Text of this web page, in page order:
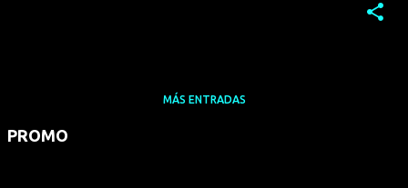
MÁS ENTRADAS
PROMO